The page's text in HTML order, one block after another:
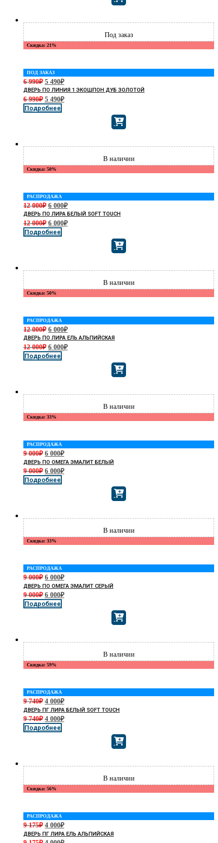
Скидка: 21%
ПОД ЗАКАЗ
6 990₽ 5 490₽
ДВЕРЬ ПО ЛИНИЯ 1 ЭКОШПОН ДУБ ЗОЛОТОЙ
6 990₽ 5 490₽
Подробнее
Скидка: 50%
РАСПРОДАЖА
12 000₽ 6 000₽
ДВЕРЬ ПО ЛИРА БЕЛЫЙ SOFT TOUCH
12 000₽ 6 000₽
Подробнее
Скидка: 50%
РАСПРОДАЖА
12 000₽ 6 000₽
ДВЕРЬ ПО ЛИРА ЕЛЬ АЛЬПИЙСКАЯ
12 000₽ 6 000₽
Подробнее
Скидка: 33%
РАСПРОДАЖА
9 000₽ 6 000₽
ДВЕРЬ ПО ОМЕГА ЭМАЛИТ БЕЛЫЙ
9 000₽ 6 000₽
Подробнее
Скидка: 33%
РАСПРОДАЖА
9 000₽ 6 000₽
ДВЕРЬ ПО ОМЕГА ЭМАЛИТ СЕРЫЙ
9 000₽ 6 000₽
Подробнее
Скидка: 59%
РАСПРОДАЖА
9 740₽ 4 000₽
ДВЕРЬ ПГ ЛИРА БЕЛЫЙ SOFT TOUCH
9 740₽ 4 000₽
Подробнее
Скидка: 56%
РАСПРОДАЖА
9 175₽ 4 000₽
ДВЕРЬ ПГ ЛИРА ЕЛЬ АЛЬПИЙСКАЯ